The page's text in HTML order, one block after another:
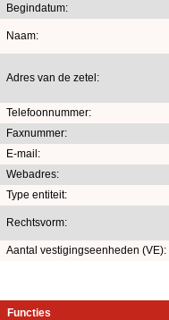
Begindatum:
Naam:
Adres van de zetel:
Telefoonnummer:
Faxnummer:
E-mail:
Webadres:
Type entiteit:
Rechtsvorm:
Aantal vestigingseenheden (VE):
Functies